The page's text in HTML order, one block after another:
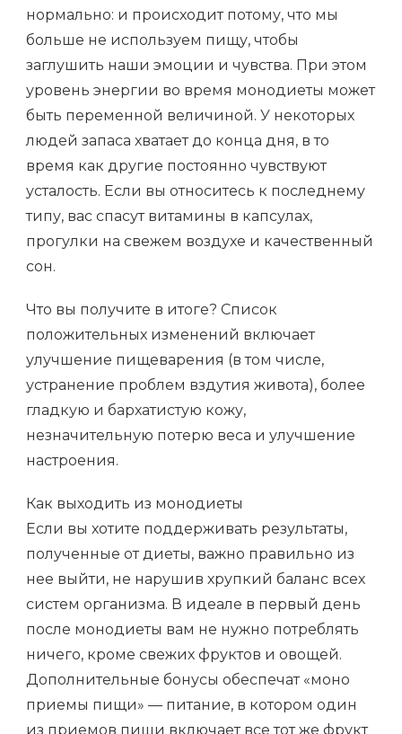
нормально: и происходит потому, что мы
больше не используем пищу, чтобы
заглушить наши эмоции и чувства. При этом
уровень энергии во время монодиеты может
быть переменной величиной. У некоторых
людей запаса хватает до конца дня, в то
время как другие постоянно чувствуют
усталость. Если вы относитесь к последнему
типу, вас спасут витамины в капсулах,
прогулки на свежем воздухе и качественный
сон.
Что вы получите в итоге? Список
положительных изменений включает
улучшение пищеварения (в том числе,
устранение проблем вздутия живота), более
гладкую и бархатистую кожу,
незначительную потерю веса и улучшение
настроения.
Как выходить из монодиеты
Если вы хотите поддерживать результаты,
полученные от диеты, важно правильно из
нее выйти, не нарушив хрупкий баланс всех
систем организма. В идеале в первый день
после монодиеты вам не нужно потреблять
ничего, кроме свежих фруктов и овощей.
Дополнительные бонусы обеспечат «моно
приемы пищи» — питание, в котором один
из приемов пищи включает все тот же фрукт